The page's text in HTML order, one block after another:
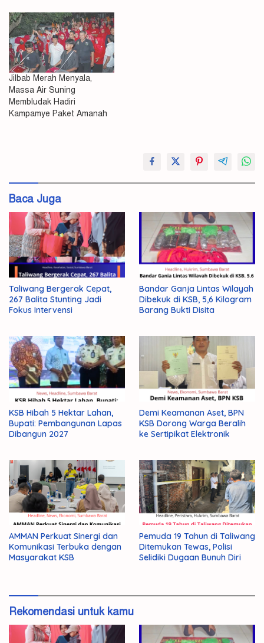
Jilbab Merah Menyala,
Massa Air Suning
Membludak Hadiri
Kampamye Paket Amanah
Baca Juga
Taliwang Bergerak Cepat,
267 Balita Stunting Jadi
Fokus Intervensi
Bandar Ganja Lintas Wilayah
Dibekuk di KSB, 5,6 Kilogram
Barang Bukti Disita
KSB Hibah 5 Hektar Lahan,
Bupati: Pembangunan Lapas
Dibangun 2027
Demi Keamanan Aset, BPN
KSB Dorong Warga Beralih
ke Sertipikat Elektronik
AMMAN Perkuat Sinergi dan
Komunikasi Terbuka dengan
Masyarakat KSB
Pemuda 19 Tahun di Taliwang
Ditemukan Tewas, Polisi
Selidiki Dugaan Bunuh Diri
Rekomendasi untuk kamu